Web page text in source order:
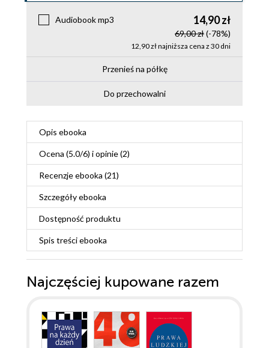
Audiobook mp3 14,90 zł
69,00 zł(-78%)
12,90 zł najniższa cena z 30 dni
Przenieś na półkę
Do przechowalni
Opis ebooka
Ocena (5.0/6) i opinie (2)
Recenzjeebooka (21)
Szczegółyebooka
Dostępność produktu
Spis treściebooka
Najczęściej kupowane razem